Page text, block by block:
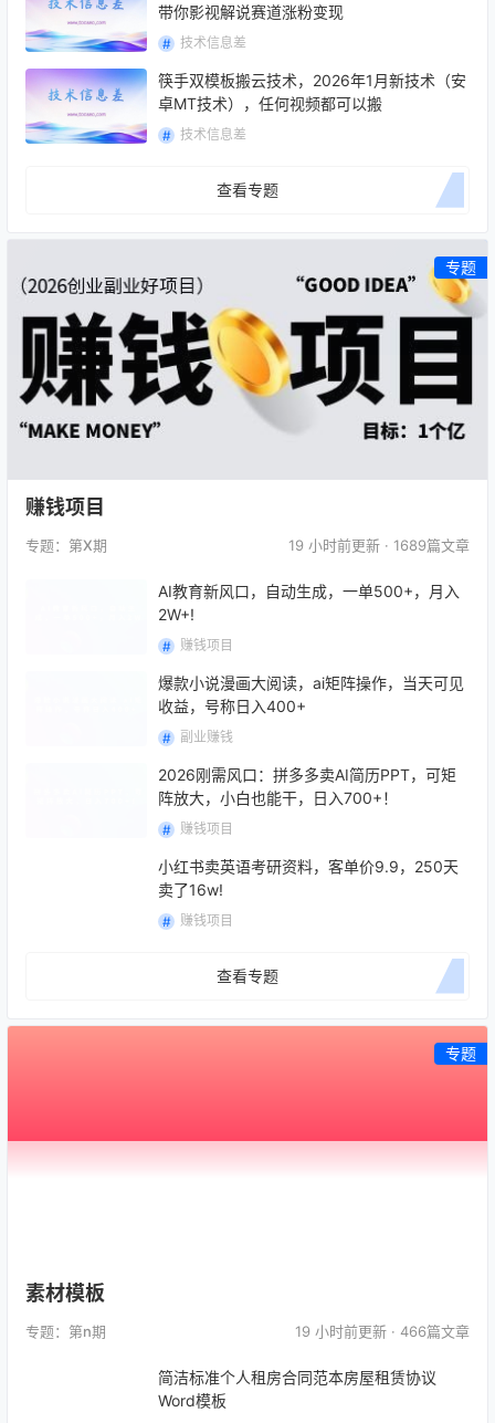
带你影视解说赛道涨粉变现
技术信息差
筷手双模板搬云技术，2026年1月新技术（安
卓MT技术），任何视频都可以搬
技术信息差
查看专题
专题
赚钱项目
专题：第X期 19 小时前更新 · 1689篇文章
AI教育新风口，自动生成，一单500+，月入
2W+!
赚钱项目
爆款小说漫画大阅读，ai矩阵操作，当天可见
收益，号称日入400+
副业赚钱
2026刚需风口：拼多多卖AI简历PPT，可矩
阵放大，小白也能干，日入700+！
赚钱项目
小红书卖英语考研资料，客单价9.9，250天
卖了16w!
赚钱项目
查看专题
专题
素材模板
专题：第n期 19 小时前更新 · 466篇文章
简洁标准个人租房合同范本房屋租赁协议
Word模板